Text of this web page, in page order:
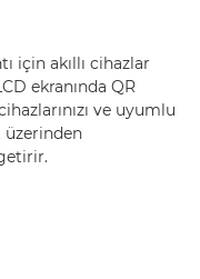
için akıllı cihazlar
ekranında QR
ve uyumlu